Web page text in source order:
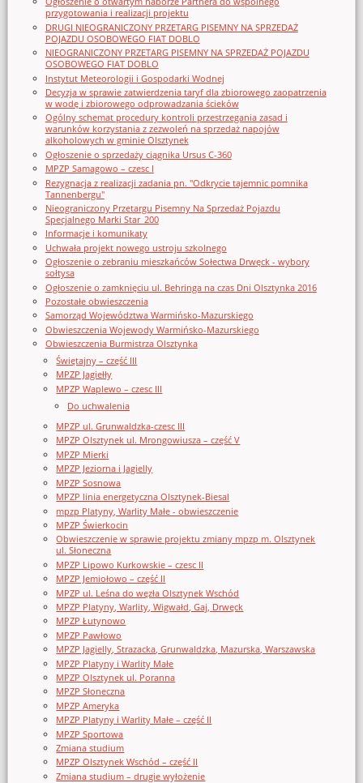
przygotowania i realizacji projektu
DRUGI NIEOGRANICZONY PRZETARG PISEMNY NA SPRZEDAŻ
POJAZDU OSOBOWEGO FIAT DOBLO
NIEOGRANICZONY PRZETARG PISEMNY NA SPRZEDAŻ POJAZDU
OSOBOWEGO FIAT DOBLO
Instytut Meteorologii i Gospodarki Wodnej
Decyzja w sprawie zatwierdzenia taryf dla zbiorowego zaopatrzenia
w wodę i zbiorowego odprowadzania ścieków
Ogólny schemat procedury kontroli przestrzegania zasad i
warunków korzystania z zezwoleń na sprzedaż napojów
alkoholowych w gminie Olsztynek
Ogłoszenie o sprzedaży ciągnika Ursus C-360
MPZP Samagowo – czesc I
Rezygnacja z realizacji zadania pn. "Odkrycie tajemnic pomnika
Tannenbergu"
Nieograniczony Przetargu Pisemny Na Sprzedaż Pojazdu
Specjalnego Marki Star_200
Informacje i komunikaty
Uchwała projekt nowego ustroju szkolnego
Ogłoszenie o zebraniu mieszkańców Sołectwa Drwęck - wybory
sołtysa
Ogłoszenie o zamknięciu ul. Behringa na czas Dni Olsztynka 2016
Pozostałe obwieszczenia
Samorząd Województwa Warmińsko-Mazurskiego
Obwieszczenia Wojewody Warmińsko-Mazurskiego
Obwieszczenia Burmistrza Olsztynka
Świętajny – część III
MPZP Jagiełły
MPZP Waplewo – czesc III
Do uchwalenia
MPZP ul. Grunwaldzka-czesc III
MPZP Olsztynek ul. Mrongowiusza – część V
MPZP Mierki
MPZP Jeziorna i Jagielly
MPZP Sosnowa
MPZP linia energetyczna Olsztynek-Biesal
mpzp Platyny, Warlity Małe - obwieszczenie
MPZP Świerkocin
Obwieszczenie w sprawie projektu zmiany mpzp m. Olsztynek
ul. Słoneczna
MPZP Lipowo Kurkowskie – czesc II
MPZP Jemiołowo – część II
MPZP ul. Leśna do węzła Olsztynek Wschód
MPZP Platyny, Warlity, Wigwałd, Gaj, Drwęck
MPZP Łutynowo
MPZP Pawłowo
MPZP Jagielly, Strazacka, Grunwaldzka, Mazurska, Warszawska
MPZP Platyny i Warlity Małe
MPZP Olsztynek ul. Poranna
MPZP Słoneczna
MPZP Ameryka
MPZP Platyny i Warlity Małe – część II
MPZP Sportowa
Zmiana studium
MPZP Olsztynek Wschód – część II
Zmiana studium – drugie wyłożenie